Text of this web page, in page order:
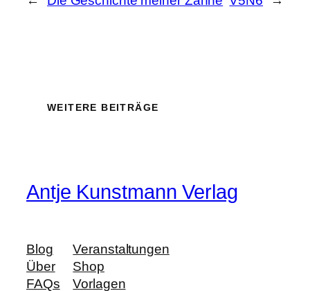
WEITERE BEITRÄGE
Antje Kunstmann Verlag
Blog
Über
FAQs
Veranstaltungen
Shop
Vorlagen